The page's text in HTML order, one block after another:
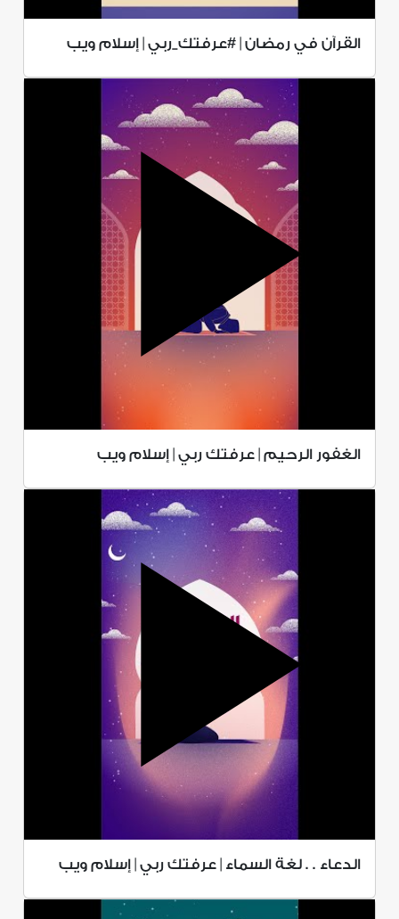
القرآن في رمضان | #عرفتك_ربي | إسلام ويب
الغفور الرحيم | عرفتك ربي | إسلام ويب
الدعاء . . لغة السماء | عرفتك ربي | إسلام ويب